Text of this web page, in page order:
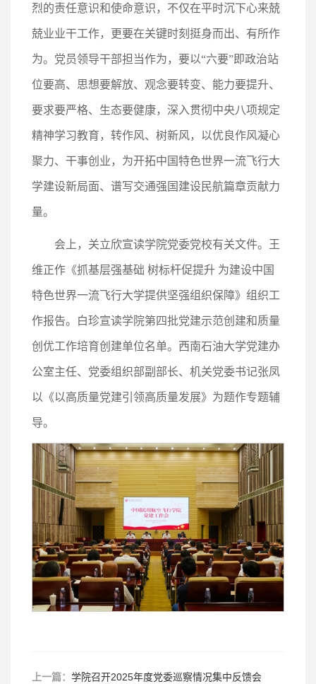
烈的责任意识和使命意识，不仅在平时沉下心来兢
兢业业干工作，更要在关键时刻挺身而出、有所作
为。党员领导干部担当作为，要以“六要”即政治站
位要高、思想要解放、观念要转变、能力要提升、
要求要严格、生态要健康，深入贯彻中央八项规定
精神学习教育，转作风、树新风，以优良作风凝心
聚力、干事创业，为开拓中国特色世界一流飞行大
学建设新局面、谱写交通强国建设民航篇章贡献力
量。
会上，关立欣宣读学院党委党校有关文件。王
维正作《抓基层强基础 树标杆促提升 为建设中国
特色世界一流飞行大学提供坚强组织保障》组织工
作报告。白珍宣读学院第四批党建示范创建和质量
创优工作培育创建单位名单。西南石油大学党建办
公室主任、党委组织部副部长、机关党委书记张凤
以《以高质量党建引领高质量发展》为题作专题辅
导。
上一篇： 学院召开2025年度党委巡察情况集中反馈会